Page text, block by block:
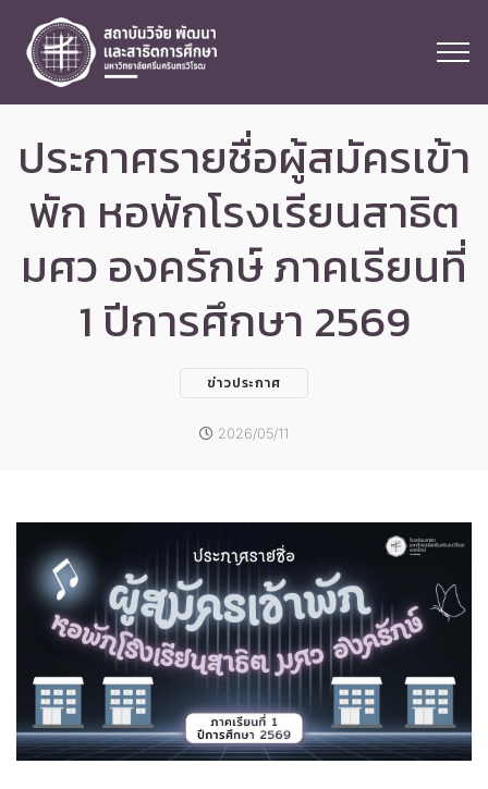
ประกาศรายชื่อผู้สมัครเข้า
พัก หอพักโรงเรียนสาธิต
มศว องครักษ์ ภาคเรียนที่
1 ปีการศึกษา 2569
ข่าวประกาศ
2026/05/11